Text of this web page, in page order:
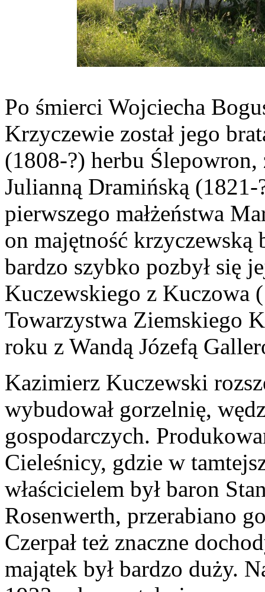
Po śmierci Wojciecha
Krzyczewie został jego
(1808-?) herbu
Julianną Dramińską
pierwszego małżeństwa
on majętność
bardzo szybko pozbył się
Kuczewskiego z Kuczowa
Towarzystwa Ziemskiego
roku z Wandą Józefą
Kazimierz Kuczewski
wybudował gorzelnię,
gospodarczych.
Cieleśnicy, gdzie w
właścicielem był baron
Rosenwerth, przerabiano
Czerpał też znaczne
majątek był bardzo duży.